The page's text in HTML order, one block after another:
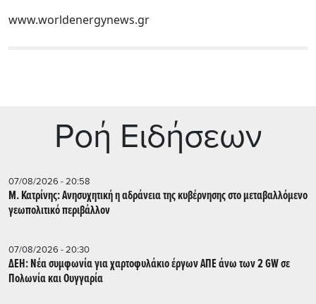
www.worldenergynews.gr
Ρoή Ειδήσεων
07/08/2026 - 20:58
Μ. Κατρίνης: Ανησυχητική η αδράνεια της κυβέρνησης στο μεταβαλλόμενο
γεωπολιτικό περιβάλλον
07/08/2026 - 20:30
ΔΕΗ: Νέα συμφωνία για χαρτοφυλάκιο έργων ΑΠΕ άνω των 2 GW σε
Πολωνία και Ουγγαρία